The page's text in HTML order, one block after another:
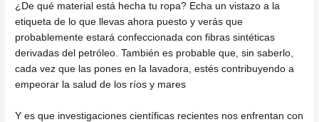
¿De qué material está hecha tu ropa? Echa un vistazo a la
etiqueta de lo que llevas ahora puesto y verás que
probablemente estará confeccionada con fibras sintéticas
derivadas del petróleo. También es probable que, sin saberlo,
cada vez que las pones en la lavadora, estés contribuyendo a
empeorar la salud de los ríos y mares
Y es que investigaciones científicas recientes nos enfrentan con